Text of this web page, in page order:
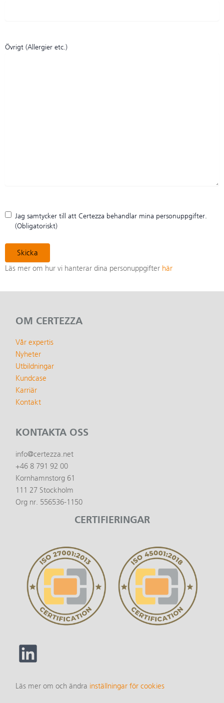
Övrigt (Allergier etc.)
Samtycke
personuppgifter(Obligatoriskt)
Jag samtycker till att Certezza behandlar mina personuppgifter.
(Obligatoriskt)
Läs mer om hur vi hanterar dina personuppgifter här
OM CERTEZZA
Vår expertis
Nyheter
Utbildningar
Kundcase
Karriär
Kontakt
KONTAKTA OSS
info@certezza.net
+46 8 791 92 00
Kornhamnstorg 61
111 27 Stockholm
Org nr. 556536-1150
CERTIFIERINGAR
Läs mer om och ändra inställningar för cookies